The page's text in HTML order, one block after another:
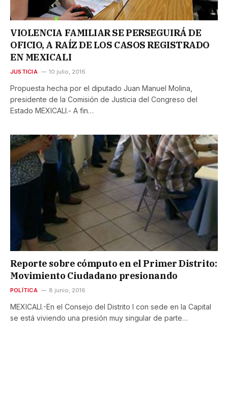
VIOLENCIA FAMILIAR SE PERSEGUIRÁ DE
OFICIO, A RAÍZ DE LOS CASOS REGISTRADO
EN MEXICALI
JUSTICIA 10 julio, 2016
Propuesta hecha por el diputado Juan Manuel Molina,
presidente de la Comisión de Justicia del Congreso del
Estado MEXICALI.- A fin…
Reporte sobre cómputo en el Primer Distrito:
Movimiento Ciudadano presionando
POLÍTICA 8 junio, 2016
MEXICALI.-En el Consejo del Distrito I con sede en la Capital
se está viviendo una presión muy singular de parte…